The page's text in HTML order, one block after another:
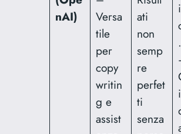
nAI)
Versa
tile
per
copy
writin
g e
assist
ati
non
semp
re
perfet
ti
senza
.